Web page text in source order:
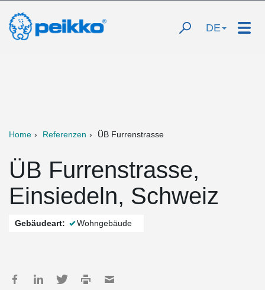
DE
Home Referenzen ÜB Furrenstrasse
ÜB Furrenstrasse,
Einsiedeln, Schweiz
Gebäudeart: Wohngebäude